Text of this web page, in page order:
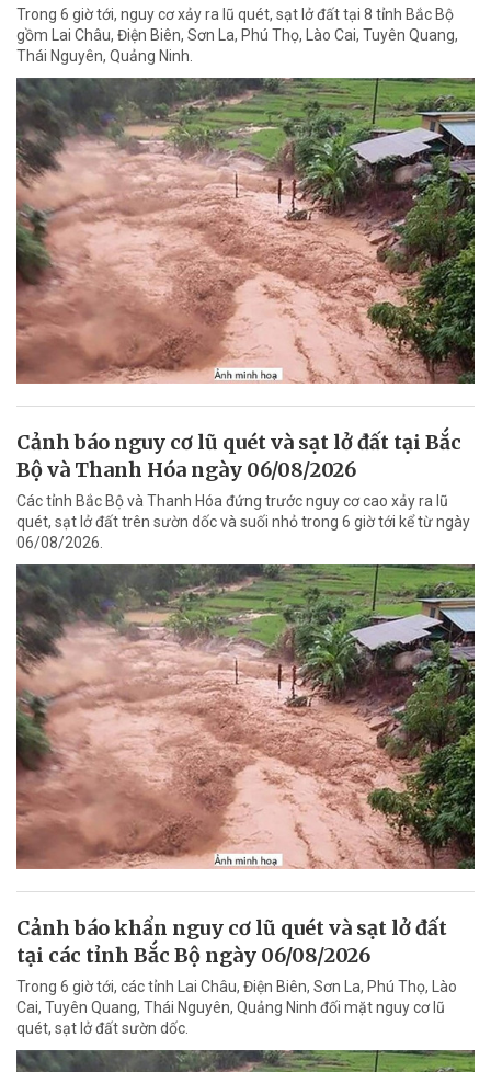
Trong 6 giờ tới, nguy cơ xảy ra lũ quét, sạt lở đất tại 8 tỉnh Bắc Bộ
gồm Lai Châu, Điện Biên, Sơn La, Phú Thọ, Lào Cai, Tuyên Quang,
Thái Nguyên, Quảng Ninh.
Cảnh báo nguy cơ lũ quét và sạt lở đất tại Bắc
Bộ và Thanh Hóa ngày 06/08/2026
Các tỉnh Bắc Bộ và Thanh Hóa đứng trước nguy cơ cao xảy ra lũ
quét, sạt lở đất trên sườn dốc và suối nhỏ trong 6 giờ tới kể từ ngày
06/08/2026.
Cảnh báo khẩn nguy cơ lũ quét và sạt lở đất
tại các tỉnh Bắc Bộ ngày 06/08/2026
Trong 6 giờ tới, các tỉnh Lai Châu, Điện Biên, Sơn La, Phú Thọ, Lào
Cai, Tuyên Quang, Thái Nguyên, Quảng Ninh đối mặt nguy cơ lũ
quét, sạt lở đất sườn dốc.